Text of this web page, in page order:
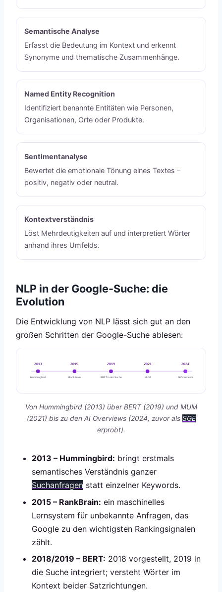
Semantische Analyse
Erfasst die Bedeutung im Kontext und erkennt
Synonyme und thematische Zusammenhänge.
Named Entity Recognition
Identifiziert benannte Entitäten wie Personen,
Organisationen, Orte oder Produkte.
Sentimentanalyse
Bewertet die emotionale Tönung eines Textes –
positiv, negativ oder neutral.
Kontextverständnis
Löst Mehrdeutigkeiten auf und interpretiert Wörter
anhand ihres Umfelds.
NLP in der Google-Suche: die
Evolution
Die Entwicklung von NLP lässt sich gut an den
großen Schritten der Google-Suche ablesen:
2013
Hummingbird
2015
RankBrain
2019
BERT in der Suche
2021
MUM
2024
AI Overviews
Von Hummingbird (2013) über BERT (2019) und MUM
(2021) bis zu den AI Overviews (2024, zuvor als SGE
erprobt).
2013 – Hummingbird: bringt erstmals
semantisches Verständnis ganzer
Suchanfragen statt einzelner Keywords.
2015 – RankBrain: ein maschinelles
Lernsystem für unbekannte Anfragen, das
Google zu den wichtigsten Rankingsignalen
zählt.
2018/2019 – BERT: 2018 vorgestellt, 2019 in
die Suche integriert; versteht Wörter im
Kontext beider Satzrichtungen.